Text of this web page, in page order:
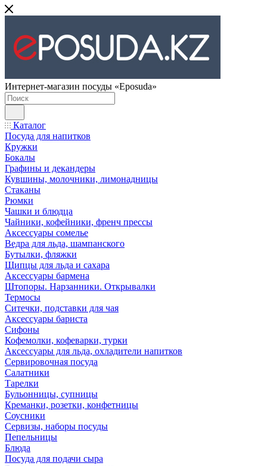
Интернет-магазин посуды «Eposuda»
Каталог
Посуда для напитков
Кружки
Бокалы
Графины и декандеры
Кувшины, молочники, лимонадницы
Стаканы
Рюмки
Чашки и блюдца
Чайники, кофейники, френч прессы
Аксессуары сомелье
Ведра для льда, шампанского
Бутылки, фляжки
Щипцы для льда и сахара
Аксессуары бармена
Штопоры. Нарзанники. Открывалки
Термосы
Ситечки, подставки для чая
Аксессуары бариста
Сифоны
Кофемолки, кофеварки, турки
Аксессуары для льда, охладители напитков
Сервировочная посуда
Салатники
Тарелки
Бульонницы, супницы
Креманки, розетки, конфетницы
Соусники
Сервизы, наборы посуды
Пепельницы
Блюда
Посуда для подачи сыра